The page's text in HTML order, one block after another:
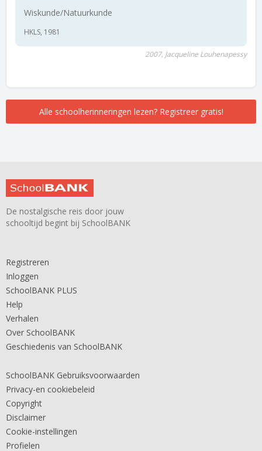
Wiskunde/Natuurkunde
HKLS, 1981
2007, Jacqueline Louhenapessy
Alle schoolherinneringen lezen? Registreer gratis!
De nostalgische reis door jouw
schooltijd begint bij SchoolBANK
Registreren
Inloggen
SchoolBANK PLUS
Help
Verhalen
Over SchoolBANK
Geschiedenis van SchoolBANK
SchoolBANK Gebruiksvoorwaarden
Privacy-en cookiebeleid
Copyright
Disclaimer
Cookie-instellingen
Profielen